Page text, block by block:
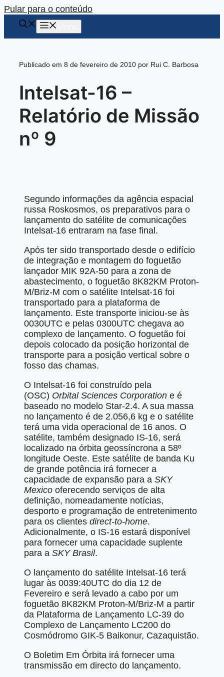
Pular para o conteúdo
Publicado em 8 de fevereiro de 2010 por Rui C. Barbosa
Intelsat-16 –
Relatório de Missão
nº 9
Segundo informações da agência espacial
russa Roskosmos, os preparativos para o
lançamento do satélite de comunicações
Intelsat-16 entraram na fase final.
Após ter sido transportado desde o edifício
de integração e montagem do foguetão
lançador MIK 92A-50 para a zona de
abastecimento, o foguetão 8K82KM Proton-
M/Briz-M com o satélite Intelsat-16 foi
transportado para a plataforma de
lançamento. Este transporte iniciou-se às
0030UTC e pelas 0300UTC chegava ao
complexo de lançamento. O foguetão foi
depois colocado da posição horizontal de
transporte para a posição vertical sobre o
fosso das chamas.
O Intelsat-16 foi construído pela
(OSC) Orbital Sciences Corporation e é
baseado no modelo Star-2.4. A sua massa
no lançamento é de 2.056,6 kg e o satélite
terá uma vida operacional de 16 anos. O
satélite, também designado IS-16, será
localizado na órbita geossíncrona a 58º
longitude Oeste. Este satélite de banda Ku
de grande potência irá fornecer a
capacidade de expansão para a SKY
Mexico oferecendo serviços de alta
definição, nomeadamente notícias,
desporto e programação de entretenimento
para os clientes direct-to-home.
Adicionalmente, o IS-16 estará disponível
para fornecer uma capacidade suplente
para a SKY Brasil.
O lançamento do satélite Intelsat-16 terá
lugar às 0039:40UTC do dia 12 de
Fevereiro e será levado a cabo por um
foguetão 8K82KM Proton-M/Briz-M a partir
da Plataforma de Lançamento LC-39 do
Complexo de Lançamento LC200 do
Cosmódromo GIK-5 Baikonur, Cazaquistão.
O Boletim Em Órbita irá fornecer uma
transmissão em directo do lançamento.